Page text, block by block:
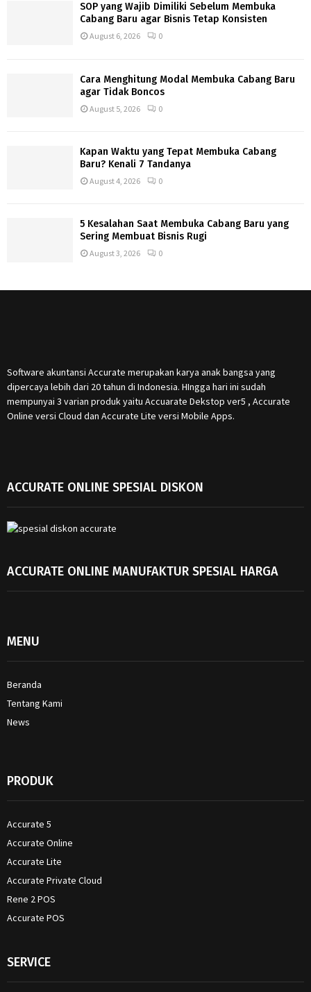
SOP yang Wajib Dimiliki Sebelum Membuka
Cabang Baru agar Bisnis Tetap Konsisten
August 6, 2026 0
Cara Menghitung Modal Membuka Cabang Baru
agar Tidak Boncos
August 5, 2026 0
Kapan Waktu yang Tepat Membuka Cabang
Baru? Kenali 7 Tandanya
August 4, 2026 0
5 Kesalahan Saat Membuka Cabang Baru yang
Sering Membuat Bisnis Rugi
August 3, 2026 0
Software akuntansi Accurate merupakan karya anak bangsa yang
dipercaya lebih dari 20 tahun di Indonesia. HIngga hari ini sudah
mempunyai 3 varian produk yaitu Accuarate Dekstop ver5 , Accurate
Online versi Cloud dan Accurate Lite versi Mobile Apps.
ACCURATE ONLINE SPESIAL DISKON
ACCURATE ONLINE MANUFAKTUR SPESIAL HARGA
MENU
Beranda
Tentang Kami
News
PRODUK
Accurate 5
Accurate Online
Accurate Lite
Accurate Private Cloud
Rene 2 POS
Accurate POS
SERVICE